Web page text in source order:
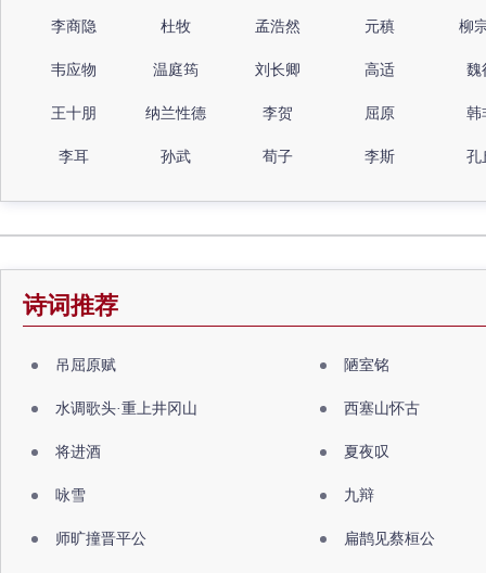
李商隐 杜牧 孟浩然 元稹 柳
韦应物 温庭筠 刘长卿 高适 魏
王十朋 纳兰性德 李贺 屈原 韩
李耳 孙武 荀子 李斯 孔
诗词推荐
吊屈原赋 陋室铭
水调歌头·重上井冈山 西塞山怀古
将进酒 夏夜叹
咏雪 九辩
师旷撞晋平公 扁鹊见蔡桓公